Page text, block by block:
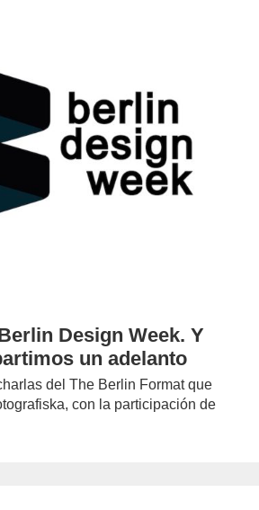
Design Week. Y
un adelanto
del The Berlin Format que
con la participación de